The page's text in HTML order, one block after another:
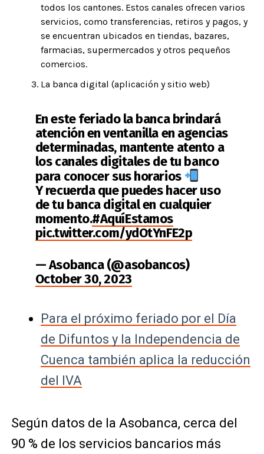
todos los cantones. Estos canales ofrecen varios
servicios, como transferencias, retiros y pagos, y
se encuentran ubicados en tiendas, bazares,
farmacias, supermercados y otros pequeños
comercios.
La banca digital (aplicación y sitio web)
En este feriado la banca brindará
atención en ventanilla en agencias
determinadas, mantente atento a
los canales digitales de tu banco
para conocer sus horarios
Y recuerda que puedes hacer uso
de tu banca digital en cualquier
momento.#AquíEstamos
pic.twitter.com/ydOtYnFE2p
— Asobanca (@asobancos)
October 30, 2023
Para el próximo feriado por el Día
de Difuntos y la Independencia de
Cuenca también aplica la reducción
del IVA
Según datos de la Asobanca, cerca del
90 % de los servicios bancarios más